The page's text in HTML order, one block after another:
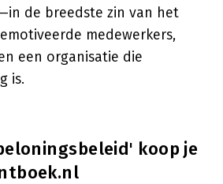
de breedste zin van het
medewerkers,
een organisatie die
is.
koop je